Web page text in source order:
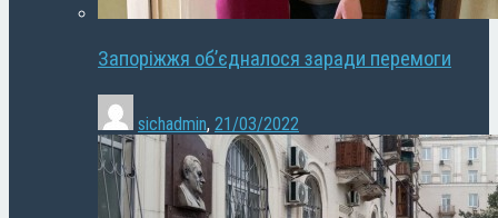
Запоріжжя об’єдналося заради перемоги
sichadmin, 21/03/2022